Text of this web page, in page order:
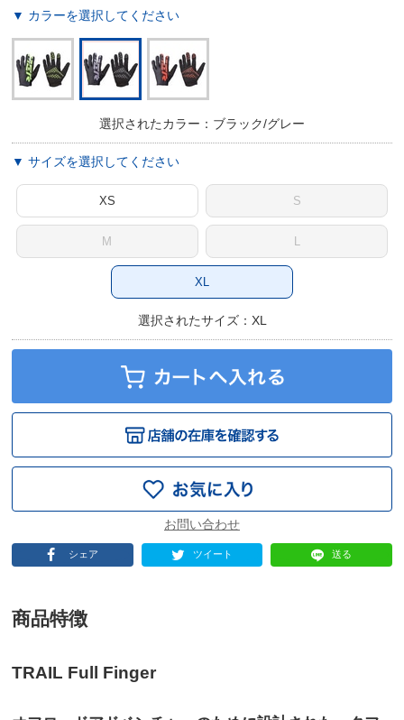
▼ カラーを選択してください
選択されたカラー：ブラック/グレー
▼ サイズを選択してください
XS S
M L
XL
選択されたサイズ：XL
シェア ツイート 送る
商品特徴
TRAIL Full Finger